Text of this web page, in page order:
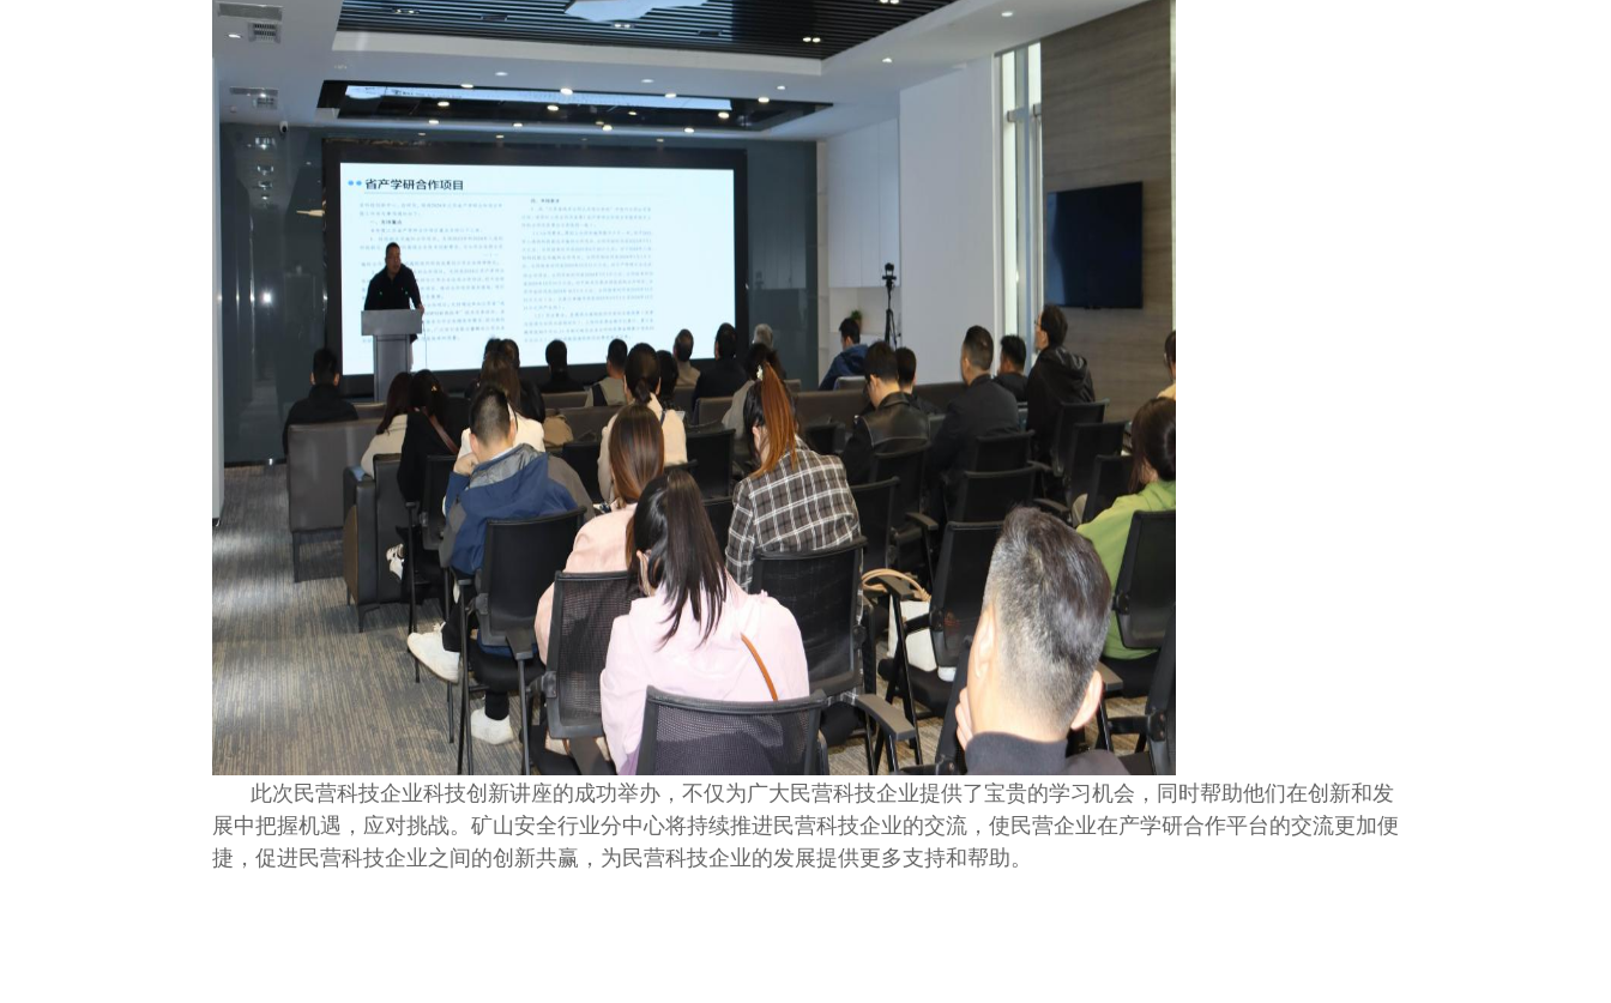
此次民营科技企业科技创新讲座的成功举办，不仅为广大民营科技企业提供了宝贵的学习机会，同时帮助他们在创新和发
展中把握机遇，应对挑战。矿山安全行业分中心将持续推进民营科技企业的交流，使民营企业在产学研合作平台的交流更加便
捷，促进民营科技企业之间的创新共赢，为民营科技企业的发展提供更多支持和帮助。